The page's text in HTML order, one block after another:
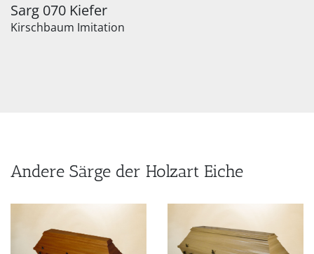
Sarg 070 Kiefer
Kirschbaum Imitation
Andere Särge der Holzart Eiche